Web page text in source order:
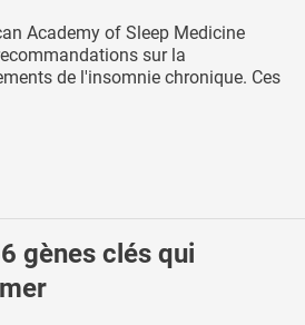
Academy of Sleep Medicine
sur la
de l'insomnie chronique. Ces
gènes clés qui